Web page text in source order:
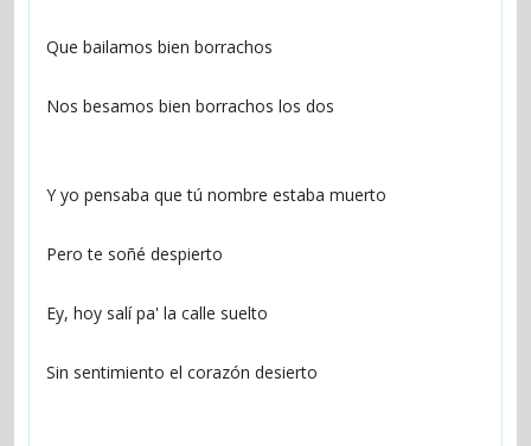
Que bailamos bien borrachos
Nos besamos bien borrachos los dos
Y yo pensaba que tú nombre estaba muerto
Pero te soñé despierto
Ey, hoy salí pa' la calle suelto
Sin sentimiento el corazón desierto